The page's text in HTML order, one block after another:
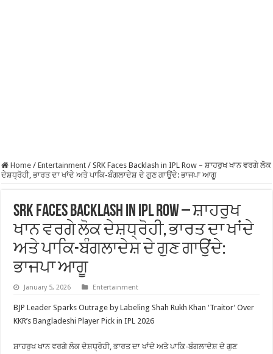
Home / Entertainment / SRK Faces Backlash in IPL Row – ਸ਼ਾਹਰੁਖ ਖਾਨ ਵਰਗੇ ਲੋਕ
ਦੇਸ਼ਧ੍ਰੋਹੀ, ਭਾਰਤ ਦਾ ਖਾਂਦੇ ਅਤੇ ਪਾਕਿ-ਬੰਗਲਾਦੇਸ਼ ਦੇ ਗੁਣ ਗਾਉਂਦੇ: ਭਾਜਪਾ ਆਗੂ
SRK Faces Backlash in IPL Row – ਸ਼ਾਹਰੁਖ
ਖਾਨ ਵਰਗੇ ਲੋਕ ਦੇਸ਼ਧ੍ਰੋਹੀ, ਭਾਰਤ ਦਾ ਖਾਂਦੇ
ਅਤੇ ਪਾਕਿ-ਬੰਗਲਾਦੇਸ਼ ਦੇ ਗੁਣ ਗਾਉਂਦੇ:
ਭਾਜਪਾ ਆਗੂ
January 5, 2026 Entertainment
BJP Leader Sparks Outrage by Labeling Shah Rukh Khan ‘Traitor’ Over
KKR’s Bangladeshi Player Pick in IPL 2026
ਸ਼ਾਹਰੁਖ ਖਾਨ ਵਰਗੇ ਲੋਕ ਦੇਸ਼ਧ੍ਰੋਹੀ, ਭਾਰਤ ਦਾ ਖਾਂਦੇ ਅਤੇ ਪਾਕਿ-ਬੰਗਲਾਦੇਸ਼ ਦੇ ਗੁਣ